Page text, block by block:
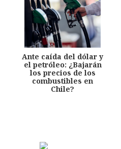
Ante caída del dólar y
el petróleo: ¿Bajarán
los precios de los
combustibles en
Chile?